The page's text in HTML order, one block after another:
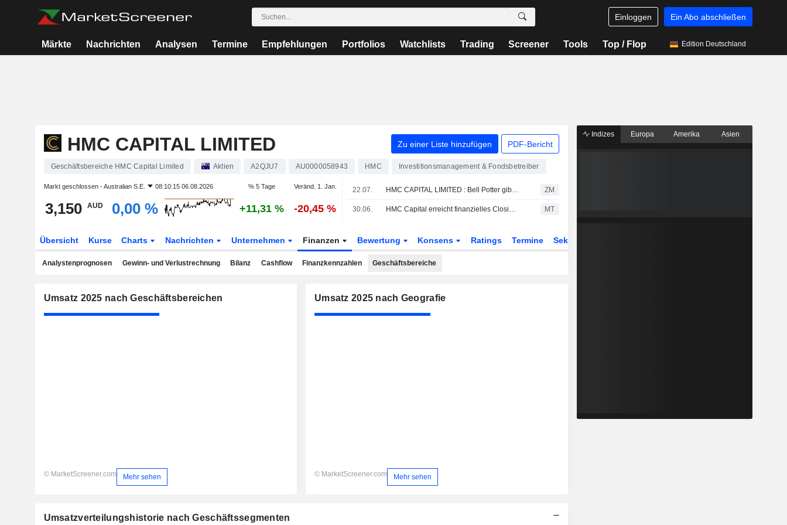
Einloggen Ein Abo abschließen
Märkte Nachrichten Analysen Termine Empfehlungen Portfolios Watchlists Trading Screener Tools Top / Flop Edition Deutschland
HMC CAPITAL LIMITED Zu einer Liste hinzufügen PDF-Bericht
Geschäftsbereiche HMC Capital Limited Aktien A2QJU7 AU0000058943 HMC Investitionsmanagement & Fondsbetreiber
Markt geschlossen -Australian S.E. 08:10:15 06.08.2026 % 5 Tage Veränd. 1. Jan.
3,150 AUD 0,00 % +11,31 % -20,45 %
22.07. HMC CAPITAL LIMITED : Bell Potter gibt eine Kauf-Bewertung ab ZM
30.06. HMC Capital erreicht finanzielles Closing für KKR-Deal zur Energieplattform MT
Übersicht Kurse Charts Nachrichten Unternehmen Finanzen Bewertung Konsens Ratings Termine Sektor
Analystenprognosen Gewinn- und Verlustrechnung Bilanz Cashflow Finanzkennzahlen Geschäftsbereiche
Umsatz 2025 nach Geschäftsbereichen
© MarketScreener.com Mehr sehen
Umsatz 2025 nach Geografie
© MarketScreener.com Mehr sehen
Umsatzverteilungshistorie nach Geschäftssegmenten
Indizes Europa Amerika Asien